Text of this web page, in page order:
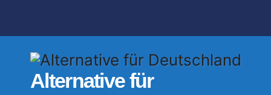
Alternative für